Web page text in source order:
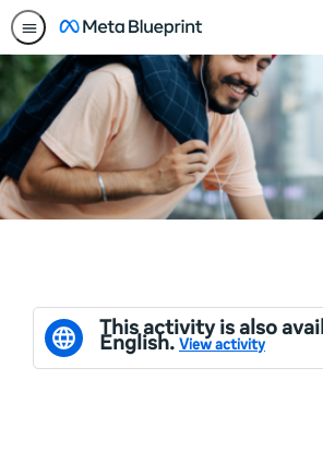
This activity is also
English. View activity